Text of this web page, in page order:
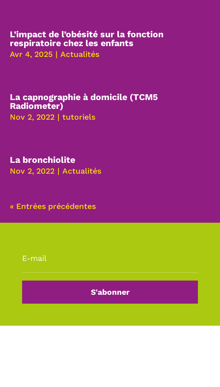
L’impact de l’obésité sur la fonction
respiratoire chez les enfants
Avr 4, 2025 | Actualités
La capnographie à domicile (TCM5
Radiometer)
Nov 2, 2022 | tutoriels
La bronchiolite
Nov 2, 2022 | Actualités
« Entrées précédentes
S'abonner